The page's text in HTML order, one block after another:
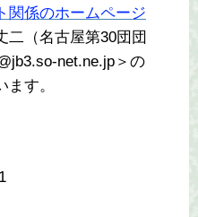
関係のホームページ
二（名古屋第30団団
net.ne.jp＞の
す。